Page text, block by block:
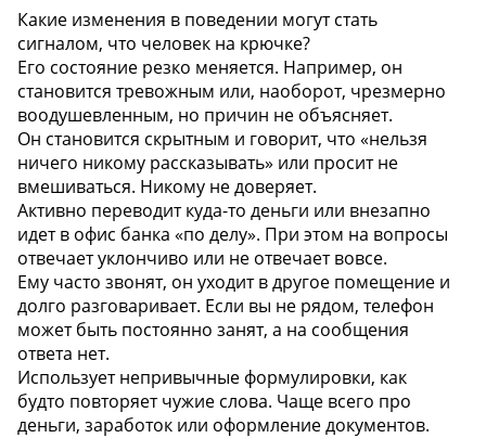
Какие изменения в поведении могут стать
сигналом, что человек на крючке?
Его состояние резко меняется. Например, он
становится тревожным или, наоборот, чрезмерно
воодушевленным, но причин не объясняет.
Он становится скрытным и говорит, что «нельзя
ничего никому рассказывать» или просит не
вмешиваться. Никому не доверяет.
Активно переводит куда-то деньги или внезапно
идет в офис банка «по делу». При этом на вопросы
отвечает уклончиво или не отвечает вовсе.
Ему часто звонят, он уходит в другое помещение и
долго разговаривает. Если вы не рядом, телефон
может быть постоянно занят, а на сообщения
ответа нет.
Использует непривычные формулировки, как
будто повторяет чужие слова. Чаще всего про
деньги, заработок или оформление документов.